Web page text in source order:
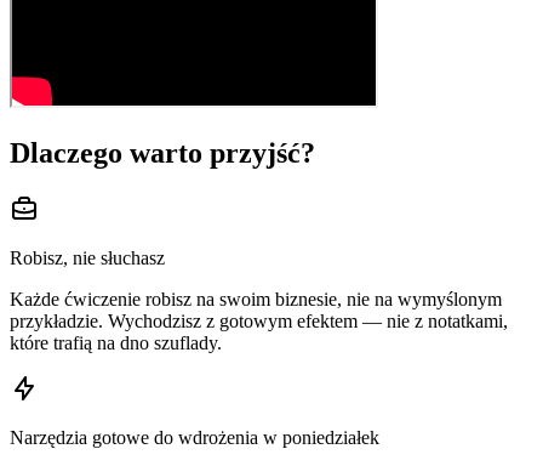
Dlaczego warto przyjść?
Robisz, nie słuchasz
Każde ćwiczenie robisz na swoim biznesie, nie na wymyślonym
przykładzie. Wychodzisz z gotowym efektem — nie z notatkami,
które trafią na dno szuflady.
Narzędzia gotowe do wdrożenia w poniedziałek